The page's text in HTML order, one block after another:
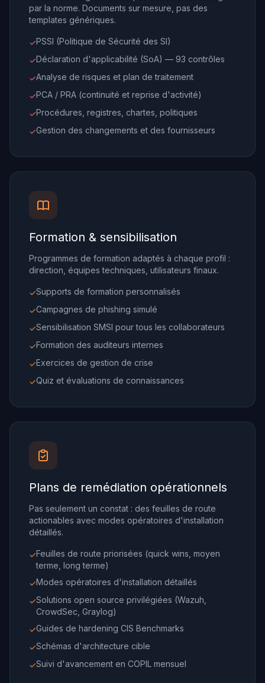
par la norme. Documents sur mesure, pas des
templates génériques.
✓PSSI (Politique de Sécurité des SI)
✓Déclaration d'applicabilité (SoA) — 93 contrôles
✓Analyse de risques et plan de traitement
✓PCA / PRA (continuité et reprise d'activité)
✓Procédures, registres, chartes, politiques
✓Gestion des changements et des fournisseurs
Formation & sensibilisation
Programmes de formation adaptés à chaque profil :
direction, équipes techniques, utilisateurs finaux.
✓Supports de formation personnalisés
✓Campagnes de phishing simulé
✓Sensibilisation SMSI pour tous les collaborateurs
✓Formation des auditeurs internes
✓Exercices de gestion de crise
✓Quiz et évaluations de connaissances
Plans de remédiation opérationnels
Pas seulement un constat : des feuilles de route
actionables avec modes opératoires d'installation
détaillés.
✓Feuilles de route priorisées (quick wins, moyen
terme, long terme)
✓Modes opératoires d'installation détaillés
✓Solutions open source privilégiées (Wazuh,
CrowdSec, Graylog)
✓Guides de hardening CIS Benchmarks
✓Schémas d'architecture cible
✓Suivi d'avancement en COPIL mensuel